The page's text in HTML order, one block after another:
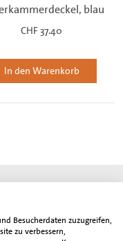
blau
CHF 37.40
In den Warenkorb
Impressum
verstehen sich zzgl. der
Besucherdaten zuzugreifen,
zu verbessern,